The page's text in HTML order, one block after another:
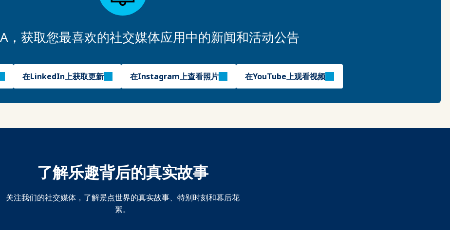
，获取您最喜欢的社交媒体应用中的新闻和活动公告
在LinkedIn上获取更新 在Instagram上查看照片 在YouTube上观看视频
了解乐趣背后的真实故事
关注我们的社交媒体，了解景点世界的真实故事、特别时刻和幕后花
絮。